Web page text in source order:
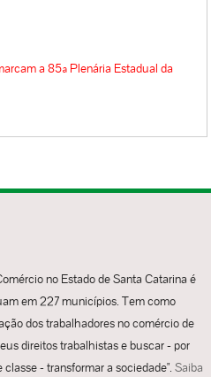
a 85ª Plenária Estadual da
no Estado de Santa Catarina é
em 227 municípios. Tem como
dos trabalhadores no comércio de
direitos trabalhistas e buscar - por
classe - transformar a sociedade".Saiba